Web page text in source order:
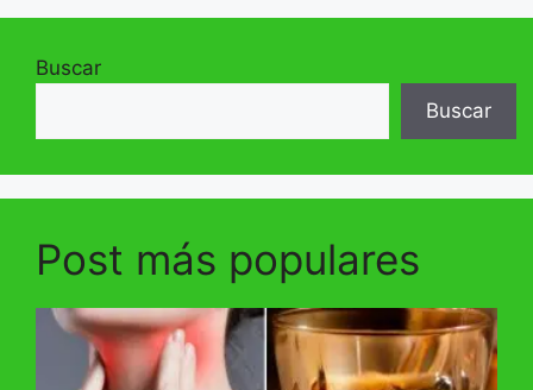
Buscar
Buscar
Post más populares